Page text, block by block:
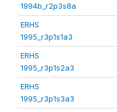
1994b_r2p3s8a
ERHS
1995_r3p1s1a3
ERHS
1995_r3p1s2a3
ERHS
1995_r3p1s3a3